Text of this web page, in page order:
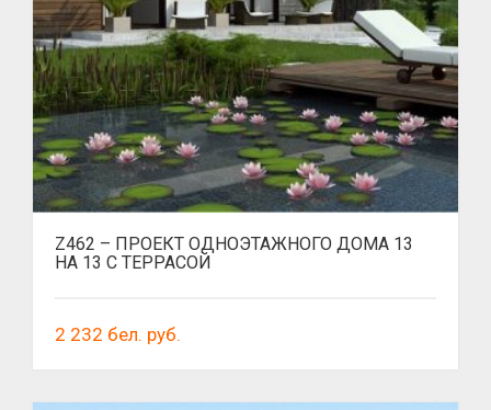
Z462 – ПРОЕКТ ОДНОЭТАЖНОГО ДОМА 13
НА 13 С ТЕРРАСОЙ
2 232 бел. руб.